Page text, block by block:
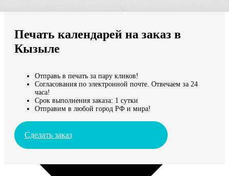
Мы доставляем по всему миру
Продолжить без города
Печать календарей на заказ в
Кызыле
Отправь в печать за пару кликов!
Согласования по электронной почте. Отвечаем за 24
часа!
Срок выполнения заказа: 1 сутки
Отправим в любой город РФ и мира!
Сделать заказ